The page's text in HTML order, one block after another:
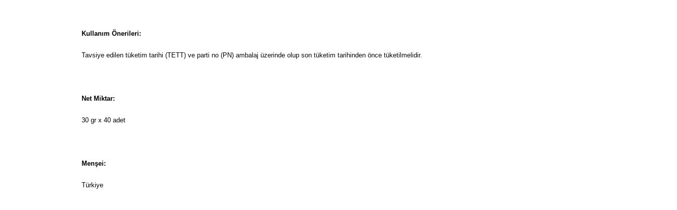
Kullanım Önerileri:
Tavsiye edilen tüketim tarihi (TETT) ve parti no (PN) ambalaj üzerinde olup son tüketim tarihinden önce tüketilmelidir.
Net Miktar:
30 gr x 40 adet
Menşei:
Türkiye